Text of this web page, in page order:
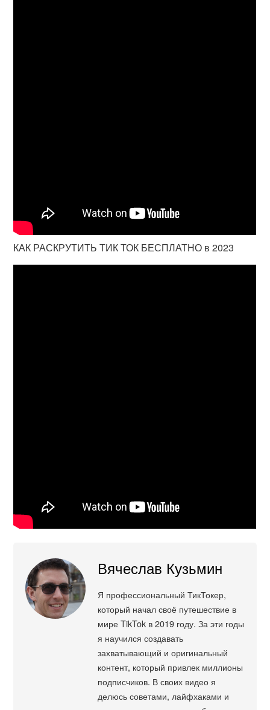
КАК РАСКРУТИТЬ ТИК ТОК БЕСПЛАТНО в 2023
Вячеслав Кузьмин
Я профессиональный ТикТокер,
который начал своё путешествие в
мире TikTok в 2019 году. За эти годы
я научился создавать
захватывающий и оригинальный
контент, который привлек миллионы
подписчиков. В своих видео я
делюсь советами, лайфхаками и